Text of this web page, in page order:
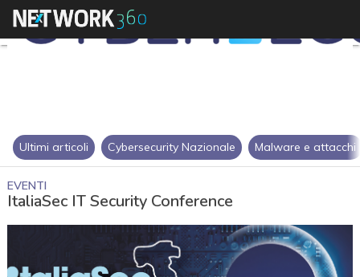
Ultimi articoli Cybersecurity Nazionale Malware e attacchi
EVENTI
ItaliaSec IT Security Conference